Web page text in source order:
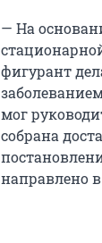
— На
фигурант
мог
собрана
направлено в